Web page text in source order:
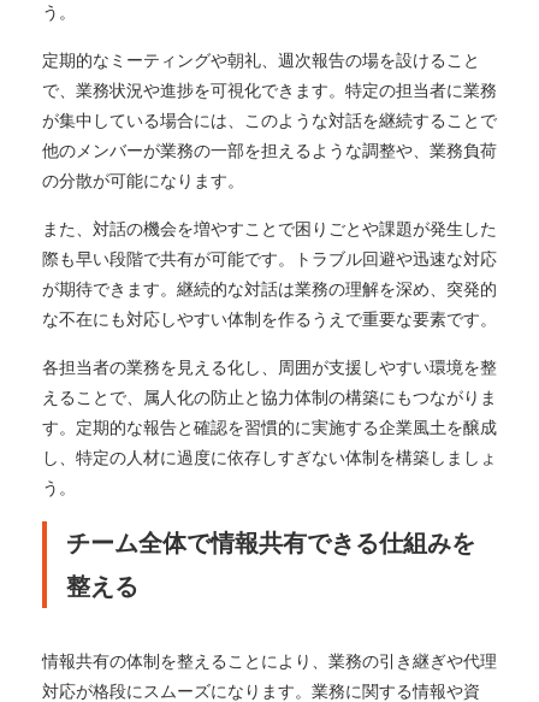
う。
定期的なミーティングや朝礼、週次報告の場を設けること
で、業務状況や進捗を可視化できます。特定の担当者に業務
が集中している場合には、このような対話を継続することで
他のメンバーが業務の一部を担えるような調整や、業務負荷
の分散が可能になります。
また、対話の機会を増やすことで困りごとや課題が発生した
際も早い段階で共有が可能です。トラブル回避や迅速な対応
が期待できます。継続的な対話は業務の理解を深め、突発的
な不在にも対応しやすい体制を作るうえで重要な要素です。
各担当者の業務を見える化し、周囲が支援しやすい環境を整
えることで、属人化の防止と協力体制の構築にもつながりま
す。定期的な報告と確認を習慣的に実施する企業風土を醸成
し、特定の人材に過度に依存しすぎない体制を構築しましょ
う。
チーム全体で情報共有できる仕組みを
整える
情報共有の体制を整えることにより、業務の引き継ぎや代理
対応が格段にスムーズになります。業務に関する情報や資